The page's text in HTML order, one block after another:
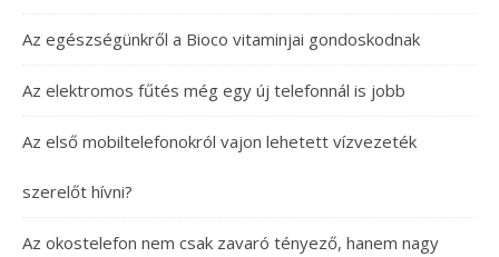
Az egészségünkről a Bioco vitaminjai gondoskodnak
Az elektromos fűtés még egy új telefonnál is jobb
Az első mobiltelefonokról vajon lehetett vízvezeték
szerelőt hívni?
Az okostelefon nem csak zavaró tényező, hanem nagy